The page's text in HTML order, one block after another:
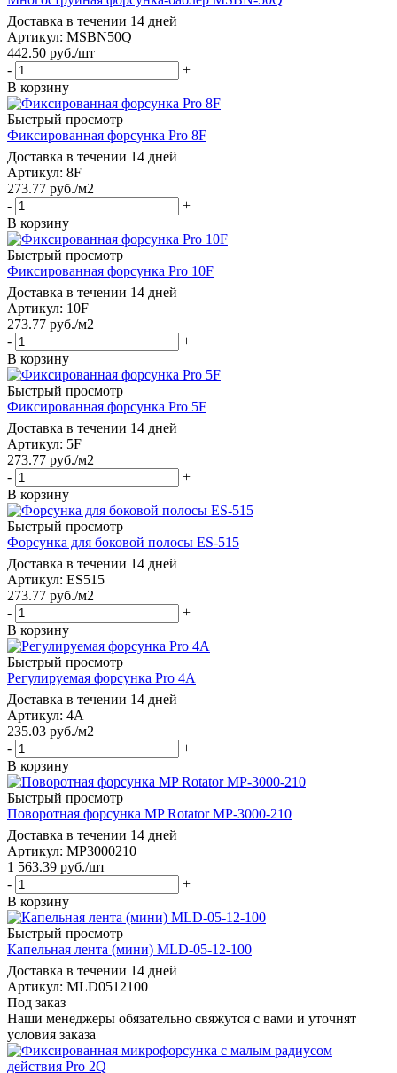
Доставка в течении 14 дней
Артикул: MSBN50Q
442.50 руб./шт
-
+
В корзину
Быстрый просмотр
Фиксированная форсунка Pro 8F
Доставка в течении 14 дней
Артикул: 8F
273.77 руб./м2
-
+
В корзину
Быстрый просмотр
Фиксированная форсунка Pro 10F
Доставка в течении 14 дней
Артикул: 10F
273.77 руб./м2
-
+
В корзину
Быстрый просмотр
Фиксированная форсунка Pro 5F
Доставка в течении 14 дней
Артикул: 5F
273.77 руб./м2
-
+
В корзину
Быстрый просмотр
Форсунка для боковой полосы ES-515
Доставка в течении 14 дней
Артикул: ES515
273.77 руб./м2
-
+
В корзину
Быстрый просмотр
Регулируемая форсунка Pro 4А
Доставка в течении 14 дней
Артикул: 4А
235.03 руб./м2
-
+
В корзину
Быстрый просмотр
Поворотная форсунка MP Rotator MP-3000-210
Доставка в течении 14 дней
Артикул: MP3000210
1 563.39 руб./шт
-
+
В корзину
Быстрый просмотр
Капельная лента (мини) MLD-05-12-100
Доставка в течении 14 дней
Артикул: MLD0512100
Под заказ
Наши менеджеры обязательно свяжутся с вами и уточнят
условия заказа